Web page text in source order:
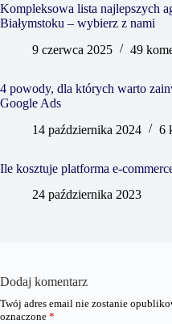
Kompleksowa lista najlepszych
Białymstoku – wybierz z nami
9 czerwca 2025
49
4 powody, dla których warto
Google Ads
14 października 2024
6
Ile kosztuje platforma e-
24 października 2023
Dodaj komentarz
Twój adres email nie zostanie
oznaczone *